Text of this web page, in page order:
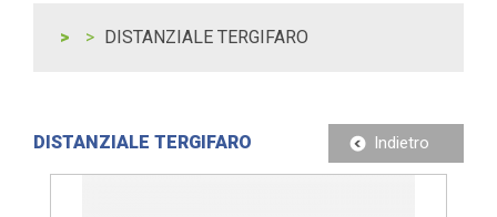
DISTANZIALE TERGIFARO
Indietro
DISTANZIALE TERGIFARO